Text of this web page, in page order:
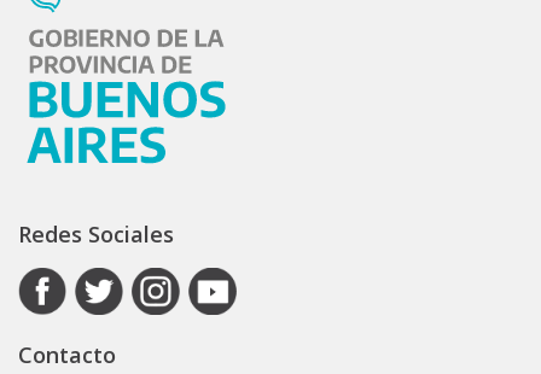
Redes Sociales
Contacto